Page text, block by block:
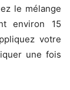
le mélange
environ 15
votre
une fois